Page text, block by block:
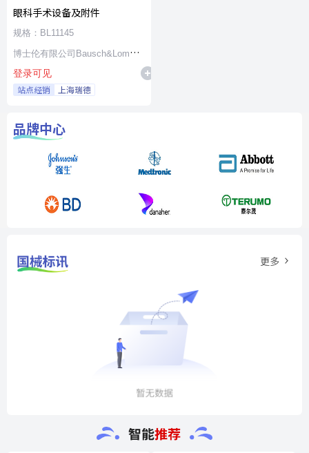
眼科手术设备及附件
规格：BL11145
博士伦有限公司Bausch&Lomb
Incorporated
登录可见
站点经销 上海瑞德
品牌中心